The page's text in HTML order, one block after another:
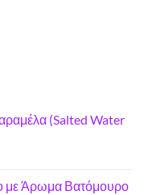
(Salted Water
με Άρωμα Βατόμουρο